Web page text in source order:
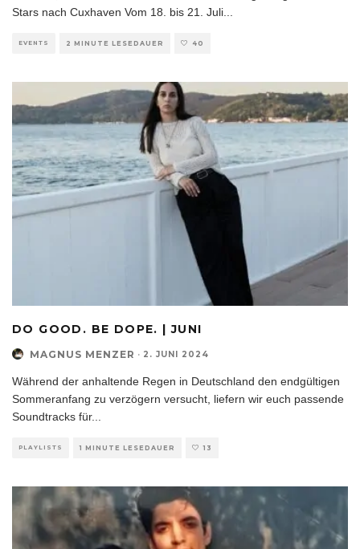
Stars nach Cuxhaven Vom 18. bis 21. Juli...
EVENTS 2 MINUTE LESEDAUER 40
DO GOOD. BE DOPE. | JUNI
MAGNUS MENZER · 2. JUNI 2024
Während der anhaltende Regen in Deutschland den endgültigen
Sommeranfang zu verzögern versucht, liefern wir euch passende
Soundtracks für...
PLAYLISTS 1 MINUTE LESEDAUER 13